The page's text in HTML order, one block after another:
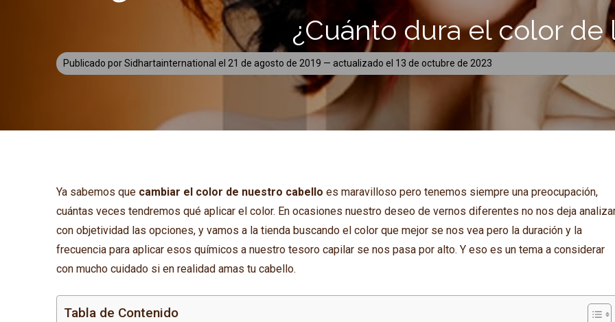
¿Cuánto dura el color
Publicado porSidhartainternational el 21 de agosto de 2019 — actualizado el 13 de octubre de 2023
Ya sabemos que cambiar el color de nuestro cabello es maravilloso pero tenemos siempre una preocupación,
cuántas veces tendremos qué aplicar el color. En ocasiones nuestro deseo de vernos diferentes no nos deja
con objetividad las opciones, y vamos a la tienda buscando el color que mejor se nos vea pero la duración y la
frecuencia para aplicar esos químicos a nuestro tesoro capilar se nos pasa por alto. Y eso es un tema a considerar
con mucho cuidado si en realidad amas tu cabello.
Tabla de Contenido